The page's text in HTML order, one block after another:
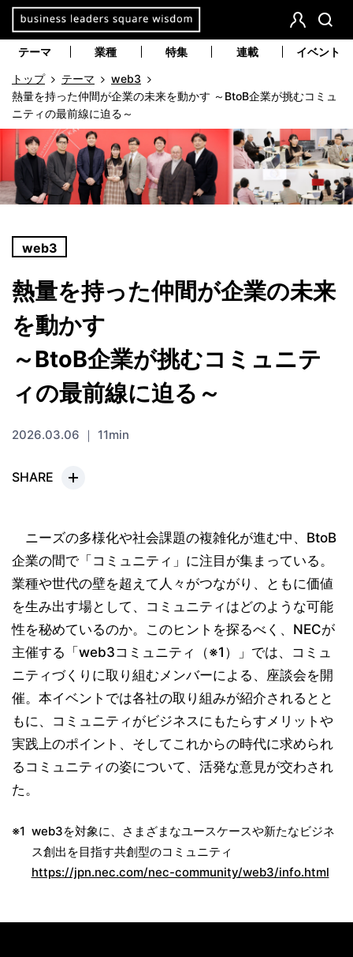
会
検
テーマ 業種 特集 連載 イベント
トップ テーマ
web3
熱量を持った仲間が企業の未来を動かす ～BtoB企業が挑むコミュ
ニティの最前線に迫る～
熱量を持った仲間が企業の未来
を動かす
～BtoB企業が挑むコミュニテ
ィの最前線に迫る～
web3
2026.03.06 ｜ 11min
SHARE
ニーズの多様化や社会課題の複雑化が進む中、BtoB
企業の間で「コミュニティ」に注目が集まっている。
業種や世代の壁を超えて人々がつながり、ともに価値
を生み出す場として、コミュニティはどのような可能
性を秘めているのか。このヒントを探るべく、NECが
主催する「web3コミュニティ（※1）」では、コミュ
ニティづくりに取り組むメンバーによる、座談会を開
催。本イベントでは各社の取り組みが紹介されるとと
もに、コミュニティがビジネスにもたらすメリットや
実践上のポイント、そしてこれからの時代に求められ
るコミュニティの姿について、活発な意見が交わされ
た。
※1 web3を対象に、さまざまなユースケースや新たなビジネ
ス創出を目指す共創型のコミュニティ
https://jpn.nec.com/nec-community/web3/info.html